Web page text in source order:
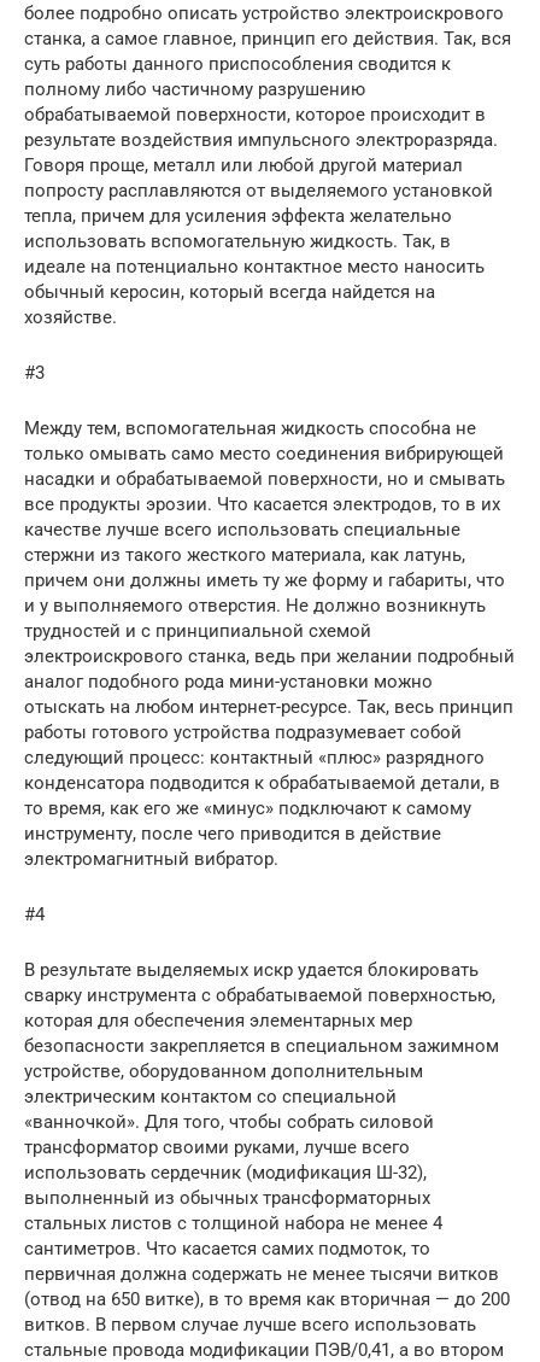
более подробно описать устройство электроискрового
станка, а самое главное, принцип его действия. Так, вся
суть работы данного приспособления сводится к
полному либо частичному разрушению
обрабатываемой поверхности, которое происходит в
результате воздействия импульсного электроразряда.
Говоря проще, металл или любой другой материал
попросту расплавляются от выделяемого установкой
тепла, причем для усиления эффекта желательно
использовать вспомогательную жидкость. Так, в
идеале на потенциально контактное место наносить
обычный керосин, который всегда найдется на
хозяйстве.
#3
Между тем, вспомогательная жидкость способна не
только омывать само место соединения вибрирующей
насадки и обрабатываемой поверхности, но и смывать
все продукты эрозии. Что касается электродов, то в их
качестве лучше всего использовать специальные
стержни из такого жесткого материала, как латунь,
причем они должны иметь ту же форму и габариты, что
и у выполняемого отверстия. Не должно возникнуть
трудностей и с принципиальной схемой
электроискрового станка, ведь при желании подробный
аналог подобного рода мини-установки можно
отыскать на любом интернет-ресурсе. Так, весь принцип
работы готового устройства подразумевает собой
следующий процесс: контактный «плюс» разрядного
конденсатора подводится к обрабатываемой детали, в
то время, как его же «минус» подключают к самому
инструменту, после чего приводится в действие
электромагнитный вибратор.
#4
В результате выделяемых искр удается блокировать
сварку инструмента с обрабатываемой поверхностью,
которая для обеспечения элементарных мер
безопасности закрепляется в специальном зажимном
устройстве, оборудованном дополнительным
электрическим контактом со специальной
«ванночкой». Для того, чтобы собрать силовой
трансформатор своими руками, лучше всего
использовать сердечник (модификация Ш-32),
выполненный из обычных трансформаторных
стальных листов с толщиной набора не менее 4
сантиметров. Что касается самих подмоток, то
первичная должна содержать не менее тысячи витков
(отвод на 650 витке), в то время как вторичная — до 200
витков. В первом случае лучше всего использовать
стальные провода модификации ПЭВ/0,41, а во втором